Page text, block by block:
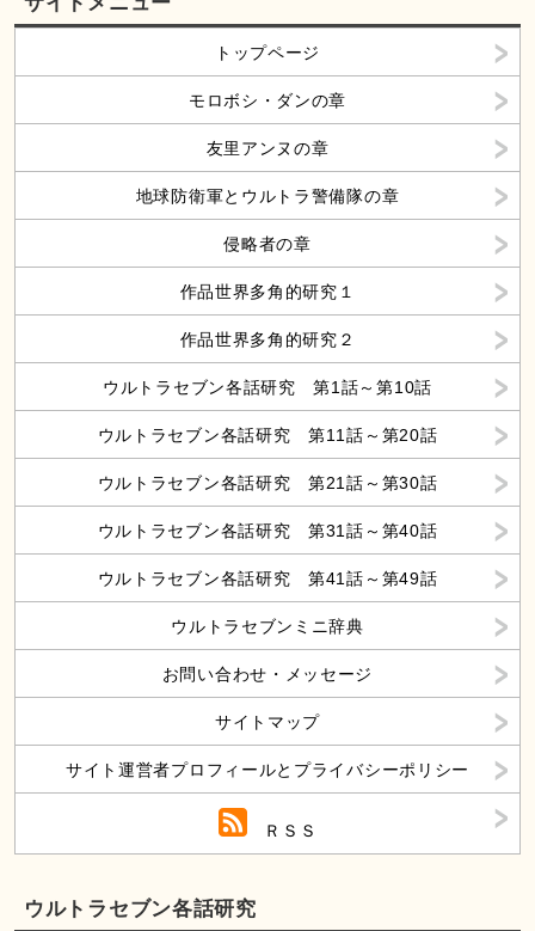
トップページ
モロボシ・ダンの章
友里アンヌの章
地球防衛軍とウルトラ警備隊の章
侵略者の章
作品世界多角的研究１
作品世界多角的研究２
ウルトラセブン各話研究 第1話～第10話
ウルトラセブン各話研究 第11話～第20話
ウルトラセブン各話研究 第21話～第30話
ウルトラセブン各話研究 第31話～第40話
ウルトラセブン各話研究 第41話～第49話
ウルトラセブンミニ辞典
お問い合わせ・メッセージ
サイトマップ
サイト運営者プロフィールとプライバシーポリシー
ＲＳＳ
ウルトラセブン各話研究